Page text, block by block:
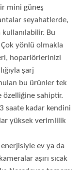
mini güneş
seyahatlerde,
Bu
yönlü olmakla
hoparlörlerinizi
şarj
bu ürünler tek
özelliğine sahiptir.
3 saate kadar kendini
yüksek verimlilik
ev ya da
aşırı sıcak